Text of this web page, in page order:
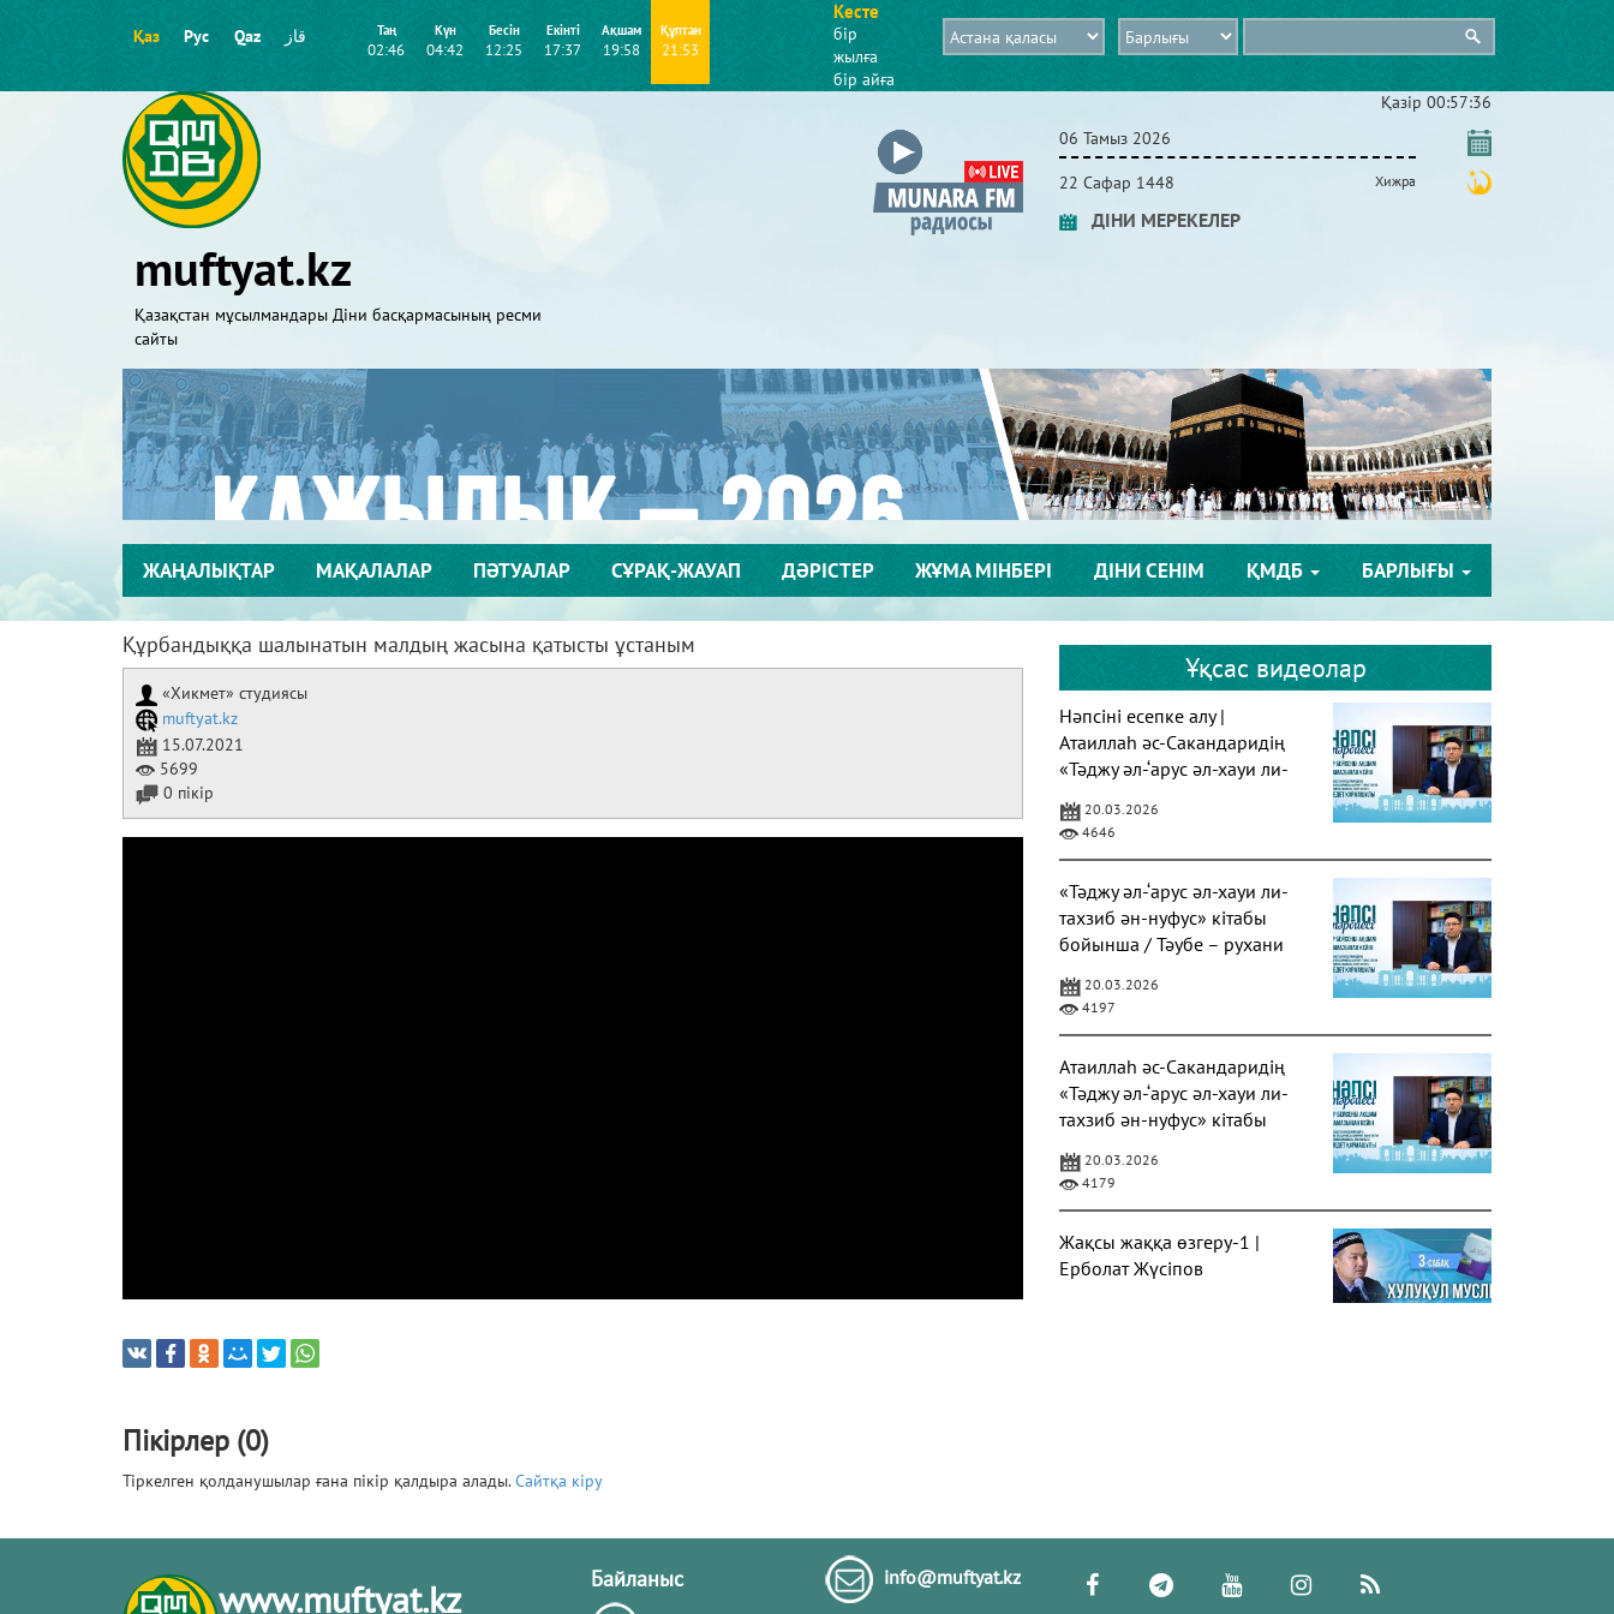
Қаз Рус Qaz قاز Таң
02:46
Күн
04:42
Бесін
12:25
Екінті
17:37
Ақшам
19:58
Құптан
21:53
Кесте
бір
жылға
бір айға
muftyat.kz
Қазақстан мұсылмандары Діни басқармасының ресми
сайты
Қазір 00:57:37
06 Тамыз 2026
22 Сафар 1448 Хижра
ДІНИ МЕРЕКЕЛЕР
ЖАҢАЛЫҚТАР МАҚАЛАЛАР ПӘТУАЛАР СҰРАҚ-ЖАУАП ДӘРІСТЕР ЖҰМА МІНБЕРІ ДІНИ СЕНІМ ҚМДБ БАРЛЫҒЫ
Құрбандыққа шалынатын малдың жасына қатысты ұстаным
«Хикмет» студиясы
muftyat.kz
15.07.2021
5699
0 пікір
Пікірлер (0)
Тіркелген қолданушылар ғана пікір қалдыра алады.Сайтқа кіру
Ұқсас видеолар
Нәпсіні есепке алу |
Атаиллаһ әс-Сакандаридің
«Тәджу әл-‘арус әл-хауи ли-
20.03.2026
4646
«Тәджу әл-‘арус әл-хауи ли-
тахзиб ән-нуфус» кітабы
бойынша / Тәубе – рухани
20.03.2026
4197
Атаиллаһ әс-Сакандаридің
«Тәджу әл-‘арус әл-хауи ли-
тахзиб ән-нуфус» кітабы
20.03.2026
4179
Жақсы жаққа өзгеру-1 |
Ерболат Жүсіпов
Әдепсіздік иманның
www.muftyat.kz Байланыс info@muftyat.kz